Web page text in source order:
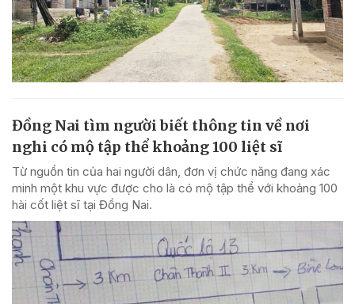
Đồng Nai tìm người biết thông tin về nơi
nghi có mộ tập thể khoảng 100 liệt sĩ
Từ nguồn tin của hai người dân, đơn vị chức năng đang xác
minh một khu vực được cho là có mộ tập thể với khoảng 100
hài cốt liệt sĩ tại Đồng Nai.